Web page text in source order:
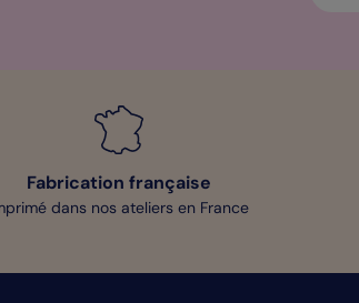
Fabrication française
dans nos ateliers en France